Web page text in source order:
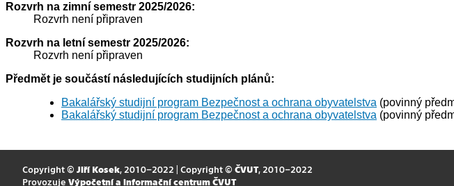
Rozvrh na zimní semestr 2025/2026:
Rozvrh není připraven
Rozvrh na letní semestr 2025/2026:
Rozvrh není připraven
Předmět je součástí následujících studijních plánů:
Bakalářský studijní program Bezpečnost a ochrana obyvatelstva (povinný
Bakalářský studijní program Bezpečnost a ochrana obyvatelstva (povinný
Copyright © Jiří Kosek, 2010–2022 | Copyright © ČVUT, 2010–2022
Provozuje Výpočetní a informační centrum ČVUT